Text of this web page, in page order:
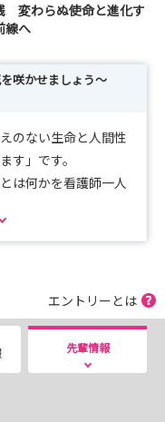
変わらぬ使命と進化す
線へ
咲かせましょう～
のない生命と人間性
す」です。
は何かを看護師一人
よう連携し、チーム
、当センターであな
みませんか。
掲載しておりま
の空きがございま
エントリーとは
先輩情報